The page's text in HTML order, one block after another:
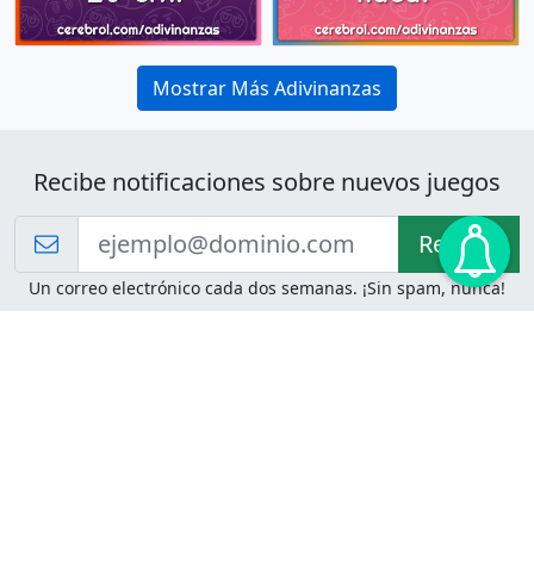
Mostrar Más Adivinanzas
Recibe notificaciones sobre nuevos juegos
Recibir!
Un correo electrónico cada dos semanas. ¡Sin spam, nunca!